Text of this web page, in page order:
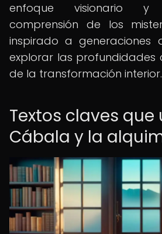
enfoque visionario
comprensión de los
inspirado a generaciones
explorar las profundidades
de la transformación interior.
Textos claves que
Cábala y la